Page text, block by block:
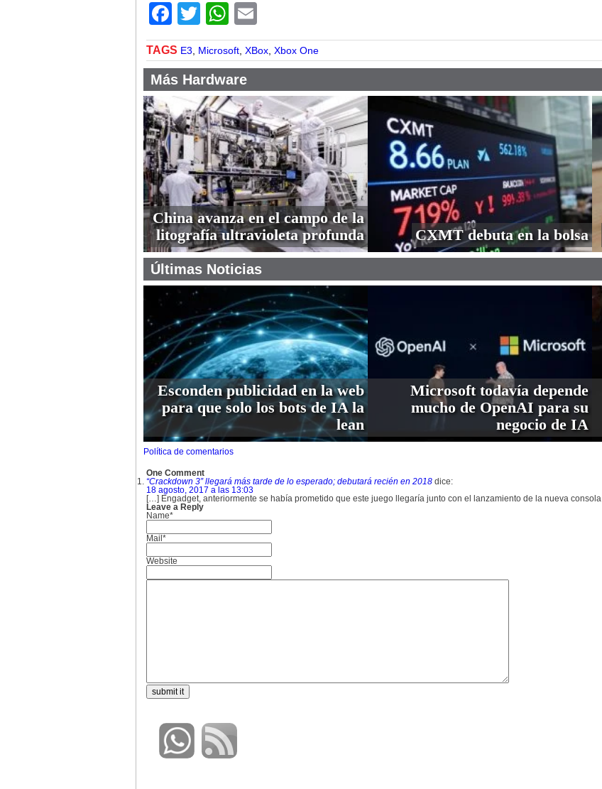
Facebook
TwitterWhatsApp
TAGS E3 Microsoft XBox Xbox One
Más Hardware
China avanza en el campo de la
litografía ultravioleta profunda
CXMT debuta en la bolsa
Últimas Noticias
Esconden publicidad en la web
para que solo los bots de IA la
lean
Microsoft todavía depende
mucho de OpenAI para su
negocio de IA
Política de comentarios
One Comment
“Crackdown 3” llegará más tarde de lo esperado; debutará recién en 2018 dice:
18 agosto, 2017 a las 13:03
[…] Engadget, anteriormente se había prometido que este juego llegaría junto con el lanzamiento de la nueva
Leave a Reply
Name*
Mail*
Website